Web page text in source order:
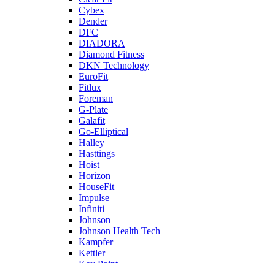
Cybex
Dender
DFC
DIADORA
Diamond Fitness
DKN Technology
EuroFit
Fitlux
Foreman
G-Plate
Galafit
Go-Elliptical
Halley
Hasttings
Hoist
Horizon
HouseFit
Impulse
Infiniti
Johnson
Johnson Health Tech
Kampfer
Kettler